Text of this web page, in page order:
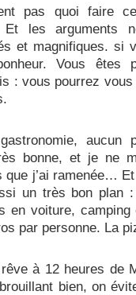
pas quoi faire
les arguments
et magnifiques. si
Vous êtes
: vous pourrez
aucun
bonne, et je ne
j’ai ramenée…
un très bon plan :
en voiture,
par personne. La
à 12 heures de
bien, on